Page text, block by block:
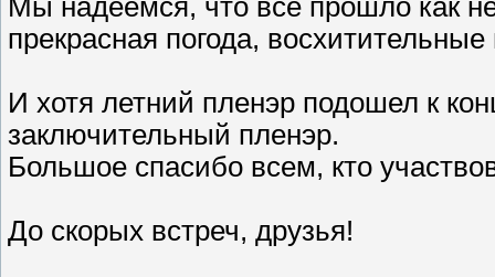
Мы надеемся, что все прошло как
прекрасная погода,
И хотя летний пленэр подошел к
заключительный пленэр.
Большое спасибо всем, кто
До скорых встреч, друзья!